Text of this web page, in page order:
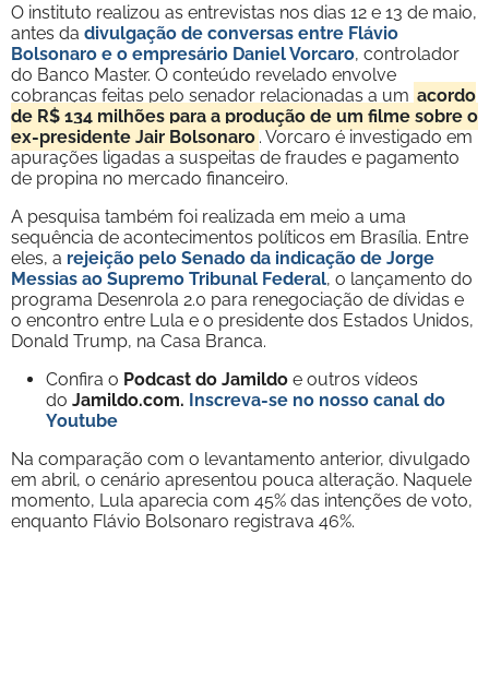
O instituto realizou as entrevistas nos dias 12 e 13 de maio,
antes da divulgação de conversas entre Flávio
Bolsonaro e o empresário Daniel Vorcaro, controlador
do Banco Master. O conteúdo revelado envolve
cobranças feitas pelo senador relacionadas a um acordo
de R$ 134 milhões para a produção de um filme sobre o
ex-presidente Jair Bolsonaro. Vorcaro é investigado em
apurações ligadas a suspeitas de fraudes e pagamento
de propina no mercado financeiro.
A pesquisa também foi realizada em meio a uma
sequência de acontecimentos políticos em Brasília. Entre
eles, a rejeição pelo Senado da indicação de Jorge
Messias ao Supremo Tribunal Federal, o lançamento do
programa Desenrola 2.0 para renegociação de dívidas e
o encontro entre Lula e o presidente dos Estados Unidos,
Donald Trump, na Casa Branca.
Confira o Podcast do Jamildo e outros vídeos
do Jamildo.com. Inscreva-se no nosso canal do
Youtube
Na comparação com o levantamento anterior, divulgado
em abril, o cenário apresentou pouca alteração. Naquele
momento, Lula aparecia com 45% das intenções de voto,
enquanto Flávio Bolsonaro registrava 46%.